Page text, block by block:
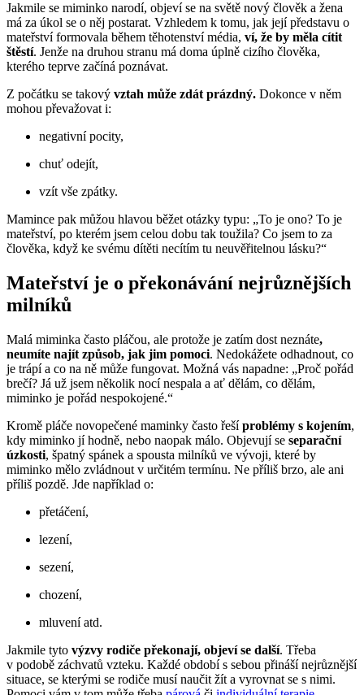
Jakmile se miminko narodí, objeví se na světě nový člověk a žena
má za úkol se o něj postarat. Vzhledem k tomu, jak její představu o
mateřství formovala během těhotenství média, ví, že by měla cítit
štěstí. Jenže na druhou stranu má doma úplně cizího člověka,
kterého teprve začíná poznávat.
Z počátku se takový vztah může zdát prázdný. Dokonce v něm
mohou převažovat i:
negativní pocity,
chuť odejít,
vzít vše zpátky.
Mamince pak můžou hlavou běžet otázky typu: „To je ono? To je
mateřství, po kterém jsem celou dobu tak toužila? Co jsem to za
člověka, když ke svému dítěti necítím tu neuvěřitelnou lásku?“
Mateřství je o překonávání nejrůznějších
milníků
Malá miminka často pláčou, ale protože je zatím dost neznáte,
neumíte najít způsob, jak jim pomoci. Nedokážete odhadnout, co
je trápí a co na ně může fungovat. Možná vás napadne: „Proč pořád
brečí? Já už jsem několik nocí nespala a ať dělám, co dělám,
miminko je pořád nespokojené.“
Kromě pláče novopečené maminky často řešíproblémy s kojením,
kdy miminko jí hodně, nebo naopak málo. Objevují se separační
úzkosti, špatný spánek a spousta milníků ve vývoji, které by
miminko mělo zvládnout v určitém termínu. Ne příliš brzo, ale ani
příliš pozdě. Jde například o:
přetáčení,
lezení,
sezení,
chození,
mluvení atd.
Jakmile tyto výzvy rodiče překonají, objeví se další. Třeba
v podobě záchvatů vzteku. Každé období s sebou přináší nejrůznější
situace, se kterými se rodiče musí naučit žít a vyrovnat se s nimi.